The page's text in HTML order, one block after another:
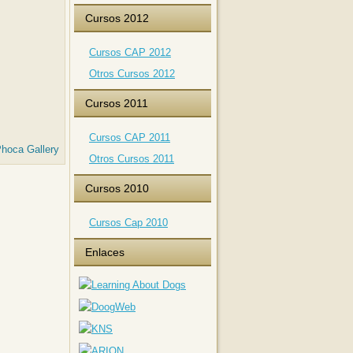
Gallery
Cursos 2012
Cursos CAP 2012
Otros Cursos 2012
Cursos 2011
Cursos CAP 2011
Otros Cursos 2011
Cursos 2010
Cursos Cap 2010
Enlaces